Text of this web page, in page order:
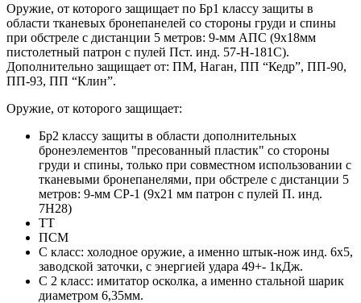
Оружие, от которого защищает по Бр1 классу защиты в
области тканевых бронепанелей со стороны груди и спины
при обстреле с дистанции 5 метров: 9-мм АПС (9х18мм
пистолетный патрон с пулей Пст. инд. 57-Н-181С).
Дополнительно защищает от: ПМ, Наган, ПП “Кедр”, ПП-90,
ПП-93, ПП “Клин”.
Оружие, от которого защищает:
Бр2 классу защиты в области дополнительных
бронеэлементов "пресованный пластик" со стороны
груди и спины, только при совместном использовании с
тканевыми бронепанелями, при обстреле с дистанции 5
метров: 9-мм СР-1 (9х21 мм патрон с пулей П. инд.
7Н28)
ТТ
ПСМ
С класс: холодное оружие, а именно штык-нож инд. 6х5,
заводской заточки, с энергией удара 49+- 1кДж.
С 2 класс: имитатор осколка, а именно стальной шарик
диаметром 6,35мм.